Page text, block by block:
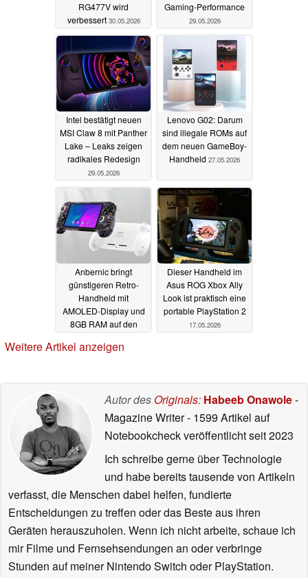
RG477V wird
verbessert 30.05.2026
Gaming-Performance
29.05.2026
Intel bestätigt neuen
MSI Claw 8 mit Panther
Lake – Leaks zeigen
radikales Redesign
29.05.2026
Lenovo G02: Darum
sind illegale ROMs auf
dem neuen GameBoy-
Handheld 27.05.2026
Anbernic bringt
günstigeren Retro-
Handheld mit
AMOLED-Display und
8GB RAM auf den
Dieser Handheld im
Asus ROG Xbox Ally
Look ist praktisch eine
portable PlayStation 2
17.05.2026
Weitere Artikel anzeigen
Autor des Originals: Habeeb Onawole-
Magazine Writer- 1599 Artikel auf
Notebookcheck veröffentlichtseit 2023
Ich schreibe gerne über Technologie
und habe bereits tausende von Artikeln
verfasst, die Menschen dabei helfen, fundierte
Entscheidungen zu treffen oder das Beste aus ihren
Geräten herauszuholen. Wenn ich nicht arbeite, schaue ich
mir Filme und Fernsehsendungen an oder verbringe
Stunden auf meiner Nintendo Switch oder PlayStation.